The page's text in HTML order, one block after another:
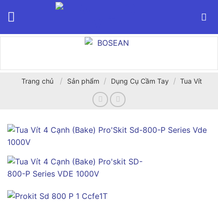
Trang chủ / Sản phẩm / Dụng Cụ Cầm Tay / Tua Vít